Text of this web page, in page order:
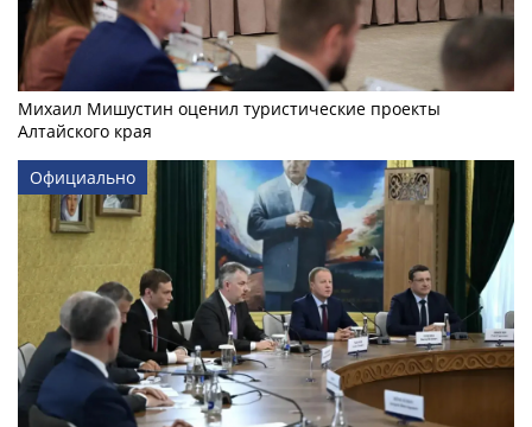
Михаил Мишустин оценил туристические проекты
Алтайского края
Официально